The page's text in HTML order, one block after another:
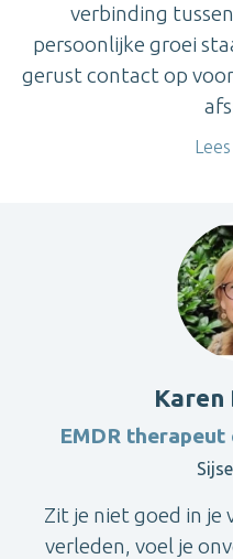
verbinding
persoonlijke groei
gerust contact op
Karen
EMDR
Zit je niet goed in je
verleden, voel je